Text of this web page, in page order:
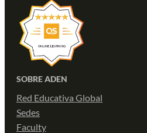
SOBRE ADEN
Red Educativa Global
Sedes
Faculty